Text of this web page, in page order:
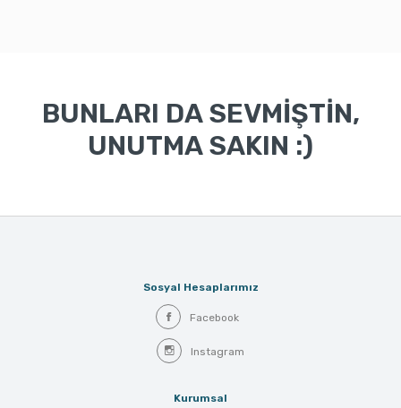
BUNLARI DA SEVMİŞTİN,
UNUTMA SAKIN :)
Sosyal Hesaplarımız
Facebook
Instagram
Kurumsal